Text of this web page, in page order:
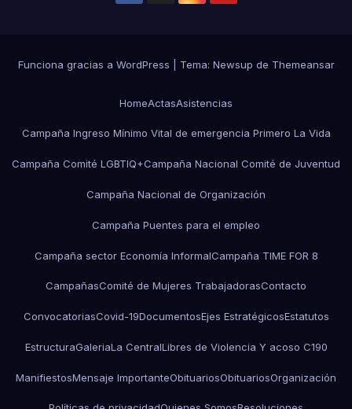
Funciona gracias a WordPress Tema: Newsup de Themeansar
HomeActasAsistencias
Campaña Ingreso Mínimo Vital de emergencia Primero La Vida
Campaña Comité LGBTIQ+Campaña Nacional Comité de Juventud
Campaña Nacional de Organización
Campaña Puentes para el empleo
Campaña sector Economía InformalCampaña TIME FOR 8
CampañasComité de Mujeres TrabajadorasContacto
ConvocatoriasCovid-19DocumentosEjes EstratégicosEstatutos
EstructuraGaleriaLa CentralLibres de Violencia Y acoso C190
ManifiestosMensaje ImportanteObituariosObituariosOrganización